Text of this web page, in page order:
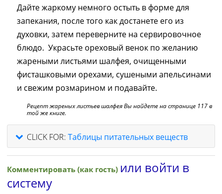
Дайте жаркому немного остыть в форме для
запекания, после того как достанете его из
духовки, затем переверните на сервировочное
блюдо. Украсьте ореховый венок по желанию
жареными листьями шалфея, очищенными
фисташковыми орехами, сушеными апельсинами
и свежим розмарином и подавайте.
Рецепт жареных листьев шалфея Вы найдете на странице 117 в
той же книге.
CLICK FOR: Таблицы питательных веществ
Комментировать (как гость) или войти в
систему